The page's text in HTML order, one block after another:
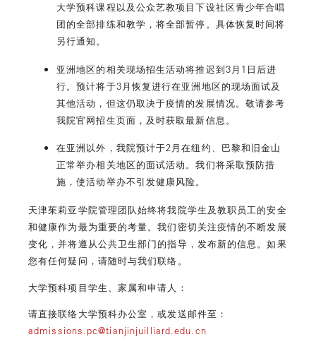
大学预科课程以及公众艺教项目下设社区青少年合唱
团的全部排练和教学，将全部暂停。具体恢复时间将
另行通知。
亚洲地区的相关现场招生活动将推迟到3月1日后进
行。预计将于3月恢复进行在亚洲地区的现场面试及
其他活动，但这仍取决于疫情的发展情况。敬请参考
我院官网招生页面，及时获取最新信息。
在亚洲以外，我院预计于2月在纽约、巴黎和旧金山
正常举办相关地区的面试活动。我们将采取预防措
施，使活动举办不引发健康风险。
天津茱莉亚学院管理团队始终将我院学生及教职员工的安全
和健康作为最为重要的考量。我们密切关注疫情的不断发展
变化，并将遵从公共卫生部门的指导，发布新的信息。如果
您有任何疑问，请随时与我们联络。
大学预科项目学生、家属和申请人：
请直接联络大学预科办公室，或发送邮件至：
admissions.pc@tianjinjuilliard.edu.cn